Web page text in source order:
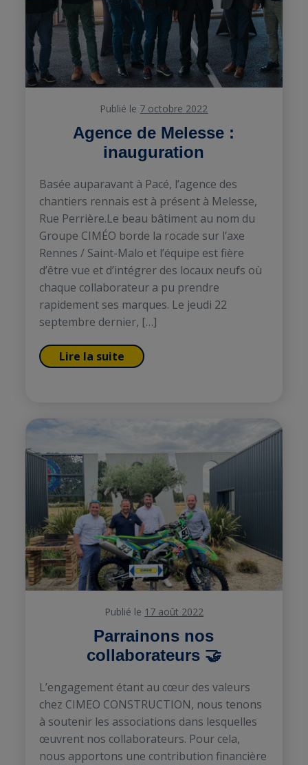
Agence de Melesse :
inauguration
Publié le 7 octobre 2022
Basée auparavant à Pacé, l’agence des
chantiers rennais est à présent à Melesse,
Rue Perrière.Le beau bâtiment au nom du
Groupe CIMÉO borde la rocade sur l’axe
Rennes / Saint-Malo et l’équipe est fière
d’être vue et d’intégrer des locaux neufs où
chaque collaborateur a pu prendre
rapidement ses marques. Le jeudi 22
septembre dernier, […]
Lire la suite
Parrainons nos
collaborateurs 🤝
Publié le 17 août 2022
L’engagement étant au cœur des valeurs
chez CIMEO CONSTRUCTION, nous tenons
à soutenir les associations dans lesquelles
œuvrent nos collaborateurs. Pour cela,
nous apportons une contribution financière